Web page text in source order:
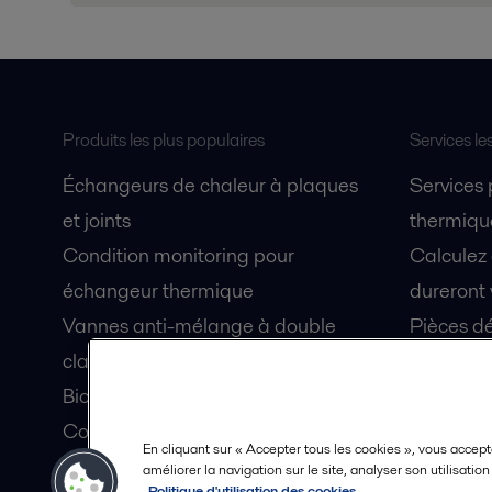
Produits les plus populaires
Échangeurs de chaleur à plaques
et joints
Condition monitoring pour
échangeur thermique
Vannes anti-mélange à double
clapet Unique Mixproof
Bioréacteurs à membranes MBR
Condition monitoring pour pompes
Lubrification par air fluidisé pour
Services
Services
dureront
Pièces
En cliquant sur « Accepter tous les cookies », vous
améliorer la navigation sur le site, analyser son